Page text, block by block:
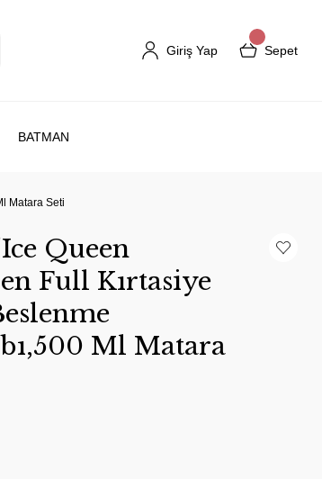
Giriş Yap Sepet
BATMAN
Matara Seti
Queen
Full Kırtasiye
Ml Matara